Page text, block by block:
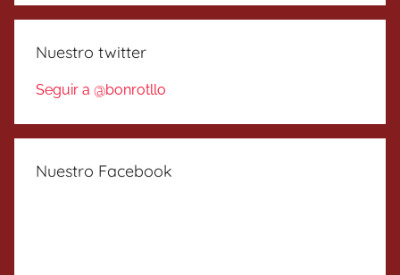
Nuestro twitter
Seguir a @bonrotllo
Nuestro Facebook